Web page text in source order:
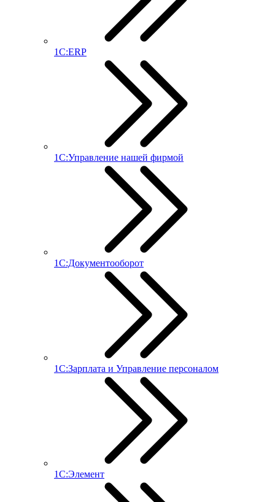
1С:ERP
1С:Управление нашей фирмой
1С:Документооборот
1С:Зарплата и Управление персоналом
1С:Элемент